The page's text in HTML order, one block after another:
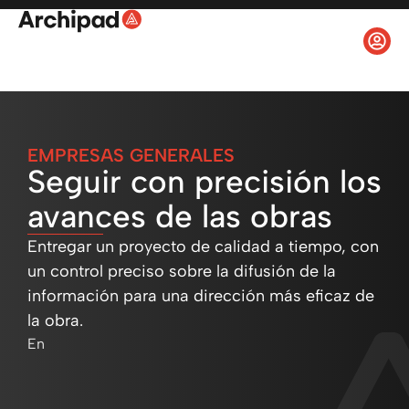
EMPRESAS GENERALES
Seguir con precisión los
avances de las obras
Entregar un proyecto de calidad a tiempo, con
un control preciso sobre la difusión de la
información para una dirección más eficaz de
la obra.
En